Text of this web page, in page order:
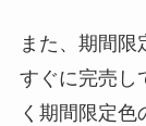
また、期間限
すぐに完売し
く期間限定色